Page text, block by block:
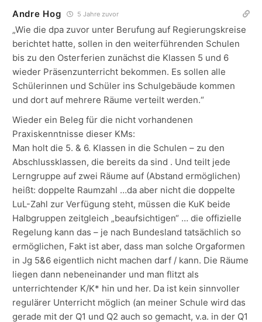
Andre Hog 5 Jahre zuvor
„Wie die dpa zuvor unter Berufung auf Regierungskreise
berichtet hatte, sollen in den weiterführenden Schulen
bis zu den Osterferien zunächst die Klassen 5 und 6
wieder Präsenzunterricht bekommen. Es sollen alle
Schülerinnen und Schüler ins Schulgebäude kommen
und dort auf mehrere Räume verteilt werden.“
Wieder ein Beleg für die nicht vorhandenen
Praxiskenntnisse dieser KMs:
Man holt die 5. & 6. Klassen in die Schulen – zu den
Abschlussklassen, die bereits da sind . Und teilt jede
Lerngruppe auf zwei Räume auf (Abstand ermöglichen)
heißt: doppelte Raumzahl …da aber nicht die doppelte
LuL-Zahl zur Verfügung steht, müssen die KuK beide
Halbgruppen zeitgleich „beaufsichtigen“ … die offizielle
Regelung kann das – je nach Bundesland tatsächlich so
ermöglichen, Fakt ist aber, dass man solche Orgaformen
in Jg 5&6 eigentlich nicht machen darf / kann. Die Räume
liegen dann nebeneinander und man flitzt als
unterrichtender K/K* hin und her. Da ist kein sinnvoller
regulärer Unterricht möglich (an meiner Schule wird das
gerade mit der Q1 und Q2 auch so gemacht, v.a. in der Q1